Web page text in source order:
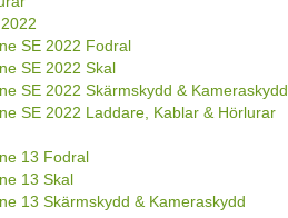
14 Pro Max Skärmskydd &
14 Pro Max Laddare, Kablar &
2022
SE 2022 Fodral
SE 2022 Skal
SE 2022 Skärmskydd & Kameraskydd
SE 2022 Laddare, Kablar & Hörlurar